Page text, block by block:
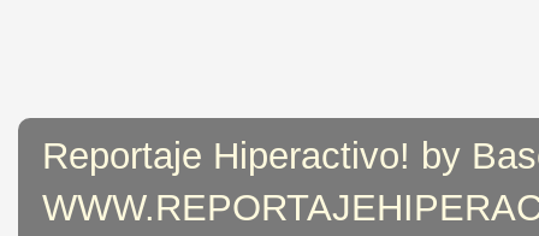
Reportaje Hiperactivo! by